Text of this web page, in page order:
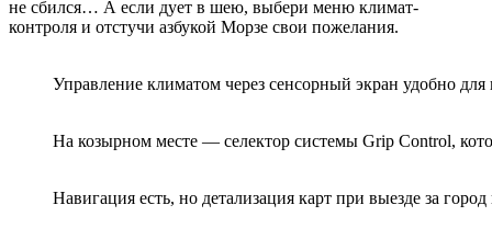
не сбился… А если дует в шею, выбери меню климат-
контроля и отстучи азбукой Морзе свои пожелания.
Управление климатом через сенсорный экран удобно для
На козырном месте — селектор системы Grip Control,
Навигация есть, но детализация карт при выезде за